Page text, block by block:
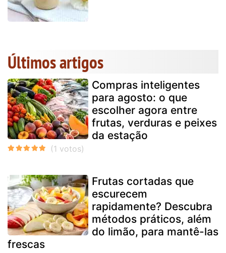
Últimos artigos
Compras inteligentes
para agosto: o que
escolher agora entre
frutas, verduras e peixes
da estação
Frutas cortadas que
escurecem
rapidamente? Descubra
métodos práticos, além
do limão, para mantê-las
frescas